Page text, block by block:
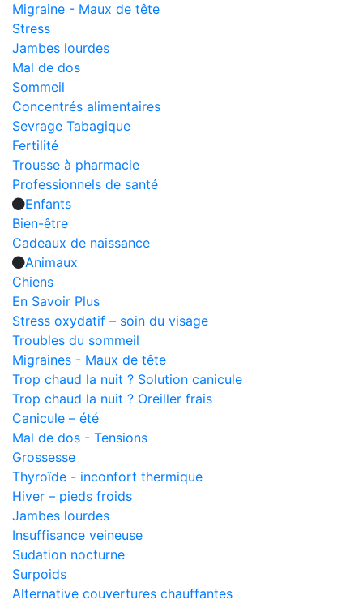
Migraine - Maux de tête
Stress
Jambes lourdes
Mal de dos
Sommeil
Concentrés alimentaires
Sevrage Tabagique
Fertilité
Trousse à pharmacie
Professionnels de santé
Enfants
Bien-être
Cadeaux de naissance
Animaux
Chiens
En Savoir Plus
Stress oxydatif – soin du visage
Troubles du sommeil
Migraines - Maux de tête
Trop chaud la nuit ? Solution canicule
Trop chaud la nuit ? Oreiller frais
Canicule – été
Mal de dos - Tensions
Grossesse
Thyroïde - inconfort thermique
Hiver – pieds froids
Jambes lourdes
Insuffisance veineuse
Sudation nocturne
Surpoids
Alternative couvertures chauffantes